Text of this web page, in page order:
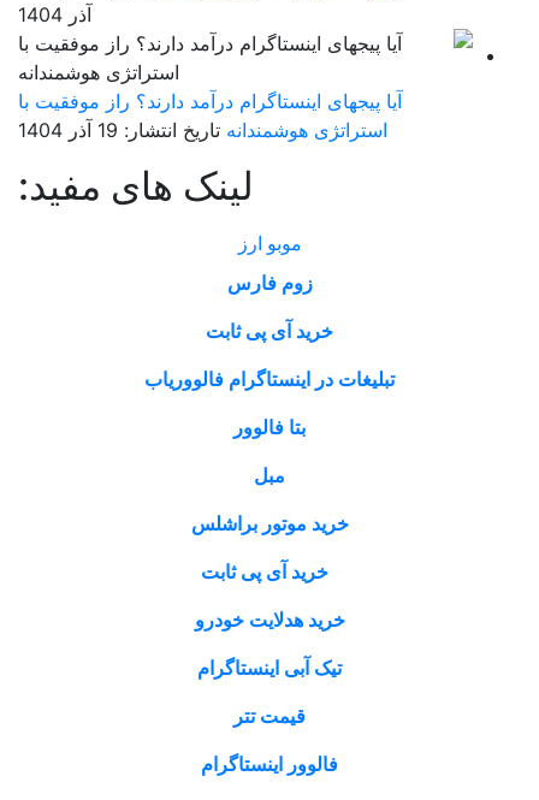
آیا پیجهای اینستاگرام درآمد دارند؟ راز موفقیت با
استراتژی هوشمندانه تاریخ انتشار: 19 آذر 1404
لینک های مفید:
موبو ارز
زوم فارس
خرید آی پی ثابت
تبلیغات در اینستاگرام فالووریاب
بتا فالوور
خرید موتور براشلس
خرید آی پی ثابت
خرید هدلایت خودرو
تیک آبی اینستاگرام
قیمت تتر
فالوور اینستاگرام